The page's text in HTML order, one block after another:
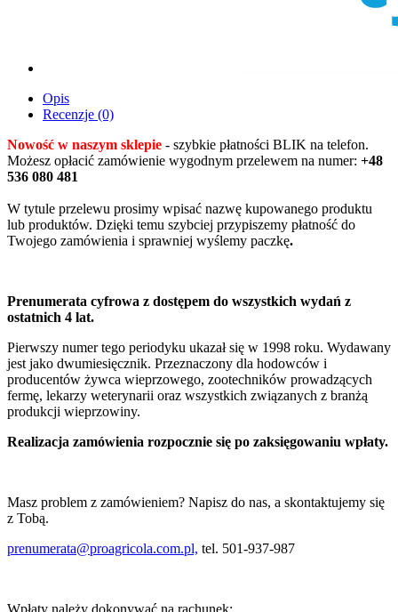
Opis
Recenzje (0)
Nowość w naszym sklepie - szybkie płatności BLIK na telefon.
Możesz opłacić zamówienie wygodnym przelewem na numer: +48
536 080 481
W tytule przelewu prosimy wpisać nazwę kupowanego produktu
lub produktów. Dzięki temu szybciej przypiszemy płatność do
Twojego zamówienia i sprawniej wyślemy paczkę.
Prenumerata cyfrowa z dostępem do wszystkich wydań z
ostatnich 4 lat.
Pierwszy numer tego periodyku ukazał się w 1998 roku. Wydawany
jest jako dwumiesięcznik. Przeznaczony dla hodowców i
producentów żywca wieprzowego, zootechników prowadzących
fermę, lekarzy weterynarii oraz wszystkich związanych z branżą
produkcji wieprzowiny.
Realizacja zamówienia rozpocznie się po zaksięgowaniu wpłaty.
Masz problem z zamówieniem? Napisz do nas, a skontaktujemy się
z Tobą.
prenumerata@proagricola.com.pl, tel. 501-937-987
Wpłaty należy dokonywać na rachunek: